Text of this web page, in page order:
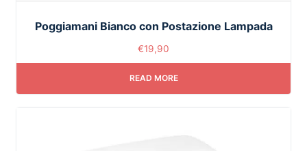
Poggiamani Bianco con Postazione Lampada
€19,90
READ MORE